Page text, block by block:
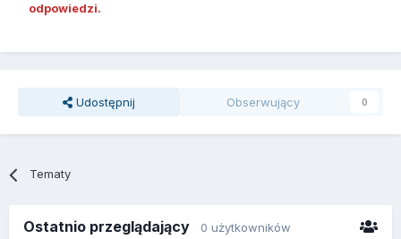
odpowiedzi.
Udostępnij Obserwujący 0
Tematy
Ostatnio przeglądający 0 użytkowników